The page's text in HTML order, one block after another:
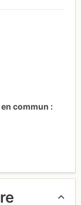
commun